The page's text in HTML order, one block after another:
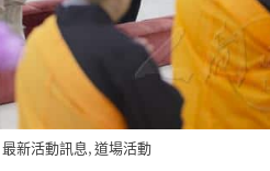
最新活動訊息,道場活動